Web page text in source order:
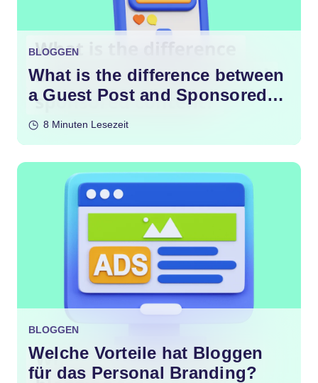
BLOGGEN
What is the difference between
a Guest Post and Sponsored
8 Minuten Lesezeit
BLOGGEN
Welche Vorteile hat Bloggen
für das Personal Branding?